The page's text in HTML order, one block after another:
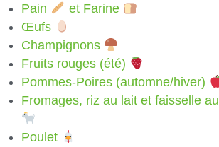
Pain
et Farine
Œufs
Champignons
Fruits rouges (été)
Pommes-Poires (automne/hiver)
Fromages, riz au lait et faisselle
Poulet